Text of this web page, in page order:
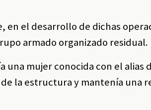
en el desarrollo de dichas
armado organizado residual.
mujer conocida con el alias
la estructura y mantenía una